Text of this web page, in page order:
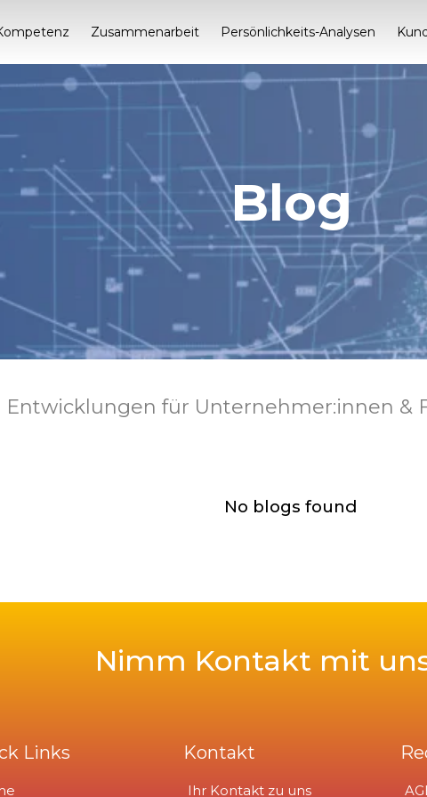
Zusammenarbeit Persönlichkeits-Analysen
Blog
Entwicklungen für Unternehmer:innen &
No blogs found
Nimm Kontakt mit
Links Kontakt
Ihr Kontakt zu uns